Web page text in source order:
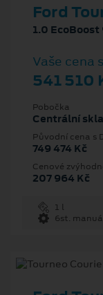
Ford
1.0
Vaše cena
541 510
Pobočka
Centrální
Původní cena s
749 474 Kč
Cenové
207 964 Kč
1 l
6st.